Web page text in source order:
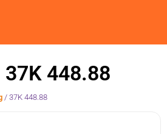
37K 448.88
/ 37K 448.88